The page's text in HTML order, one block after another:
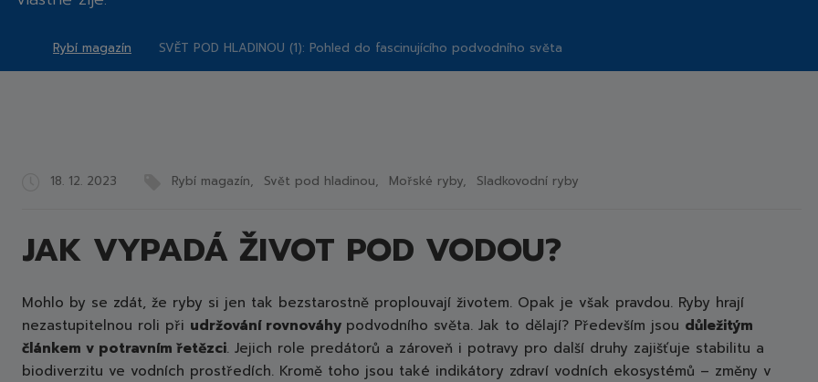
Rybí magazín SVĚT POD HLADINOU (1): Pohled do fascinujícího podvodního světa
18. 12. 2023 Rybí magazín Svět pod hladinou Mořské ryby Sladkovodní ryby
JAK VYPADÁ ŽIVOT POD VODOU?
Mohlo by se zdát, že ryby si jen tak bezstarostně proplouvají životem. Opak je však pravdou. Ryby hrají
nezastupitelnou roli při udržování rovnováhy podvodního světa. Jak to dělají? Především jsou důležitým
článkem v potravním řetězci. Jejich role predátorů a zároveň i potravy pro další druhy zajišťuje stabilitu a
biodiverzitu ve vodních prostředích. Kromě toho jsou také indikátory zdraví vodních ekosystémů – změny v